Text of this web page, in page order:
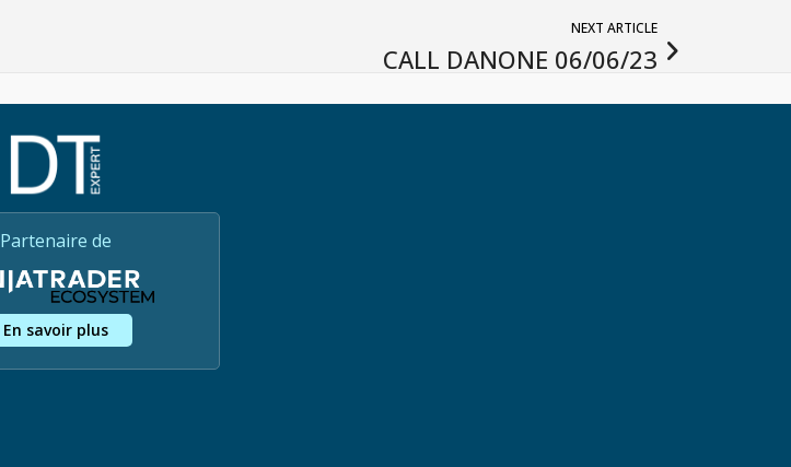
NEXT ARTICLE
CALL DANONE 06/06/23
Partenaire de
En savoir plus